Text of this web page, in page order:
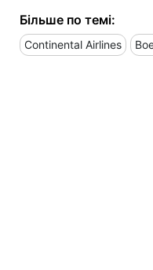
Більше по темі:
Continental Airlines